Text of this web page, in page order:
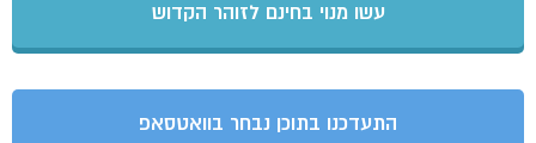
עשו מנוי בחינם לזוהר הקדוש
התעדכנו בתוכן נבחר בוואטסאפ